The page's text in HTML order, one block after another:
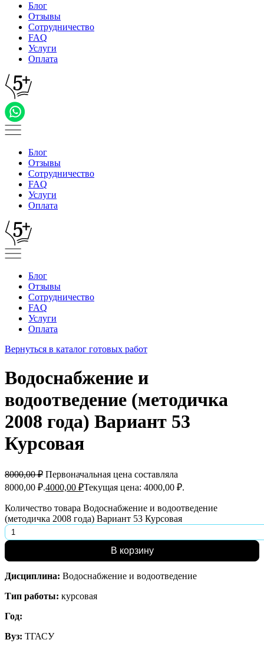
Блог
Отзывы
Сотрудничество
FAQ
Услуги
Оплата
Блог
Отзывы
Сотрудничество
FAQ
Услуги
Оплата
Блог
Отзывы
Сотрудничество
FAQ
Услуги
Оплата
Вернуться в каталог готовых работ
Водоснабжение и
водоотведение (методичка
2008 года) Вариант 53
Курсовая
8000,00₽ Первоначальная цена составляла
8000,00 ₽.4000,00 ₽Текущая цена: 4000,00 ₽.
Количество товара Водоснабжение и водоотведение
(методичка 2008 года) Вариант 53 Курсовая
В корзину
Дисциплина: Водоснабжение и водоотведение
Тип работы: курсовая
Год:
Вуз: ТГАСУ